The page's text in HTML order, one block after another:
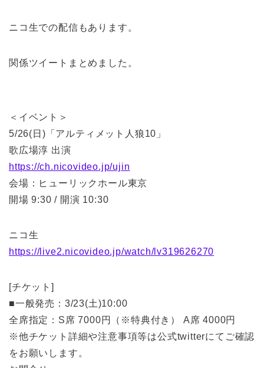
ニコ生での配信もあります。
関係ツイートまとめました。
＜イベント＞
5/26(日)「アルティメット人狼10」
歌広場淳 出演
https://ch.nicovideo.jp/ujin
会場：ヒューリックホール東京
開場 9:30 / 開演 10:30
ニコ生
https://live2.nicovideo.jp/watch/lv319626270
[チケット]
■一般発売：3/23(土)10:00
全席指定：S席 7000円（※特典付き） A席 4000円
※他チケット詳細や注意事項等は公式twitterにてご確認
をお願いします。